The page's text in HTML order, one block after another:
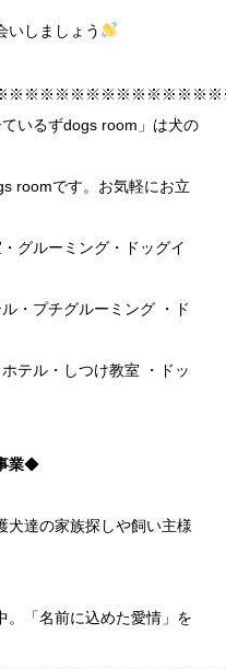
いしましょう
いるずdogs room」は犬の
roomです。お気軽にお立
グルーミング・ドッグイ
・プチグルーミング ・ド
テル・しつけ教室 ・ドッ
業◆
犬達の家族探しや飼い主様
。「名前に込めた愛情」を